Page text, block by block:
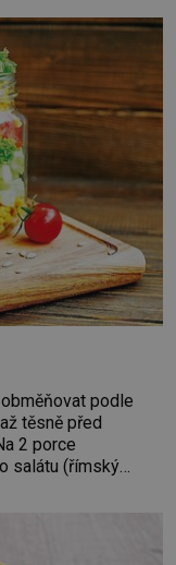
klidně a útulně.
podle
těsně před
2 porce
salátu (římský
✿ 1 lžíci citronové